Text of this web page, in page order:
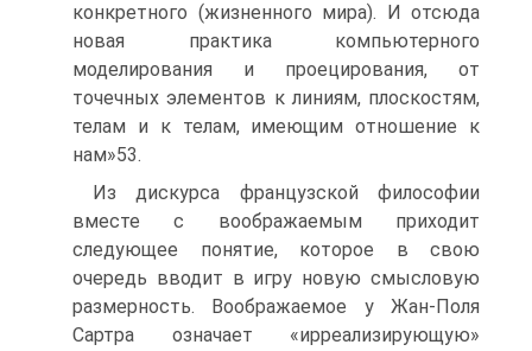
конкретного (жизненного ми­ра). И отсюда
новая практика компьютерного
моделирования и про­ецирования, от
точечных элементов к линиям, плоскостям,
телам и к телам, имеющим отношение к
нам»53.
Из дискурса французской философии
вместе с воображаемым при­ходит
следующее понятие, которое в свою
очередь вводит в игру новую смысловую
размерность. Воображаемое у Жан-Поля
Сартра означает «ирреализирующую»